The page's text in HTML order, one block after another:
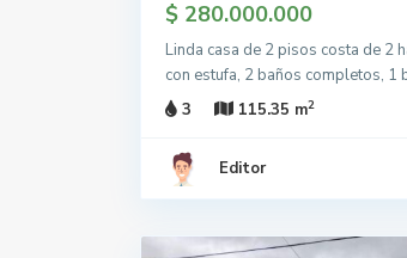
$ 280.000.000
Linda casa de 2 pisos costa de 2
con estufa, 2 baños completos, 1
3
115.35 m2
Editor